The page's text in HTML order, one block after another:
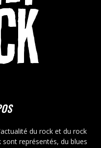
du rock et du rock
sont représentés, du blues